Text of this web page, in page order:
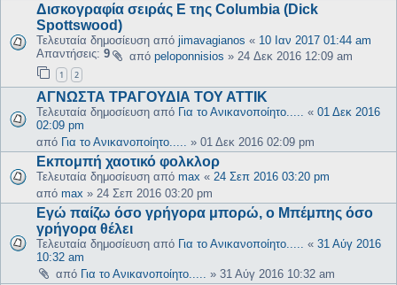
Δισκογραφία σειράς Ε της Columbia (Dick
Spottswood)
Τελευταία δημοσίευση από jimavagianos « 10 Ιαν 2017 01:44 am
Απαντήσεις: 9 από peloponnisios » 24 Δεκ 2016 12:09 am
1 2
ΑΓΝΩΣΤΑ ΤΡΑΓΟΥΔΙΑ ΤΟΥ ΑΤΤΙΚ
Τελευταία δημοσίευση από Για το Ανικανοποίητο..... « 01 Δεκ 2016
02:09 pm
από Για το Ανικανοποίητο..... » 01 Δεκ 2016 02:09 pm
Εκπομπή χαοτικό φολκλορ
Τελευταία δημοσίευση από max « 24 Σεπ 2016 03:20 pm
από max » 24 Σεπ 2016 03:20 pm
Εγώ παίζω όσο γρήγορα μπορώ, ο Μπέμπης όσο
γρήγορα θέλει
Τελευταία δημοσίευση από Για το Ανικανοποίητο..... « 31 Αύγ 2016
10:32 am
από Για το Ανικανοποίητο..... » 31 Αύγ 2016 10:32 am